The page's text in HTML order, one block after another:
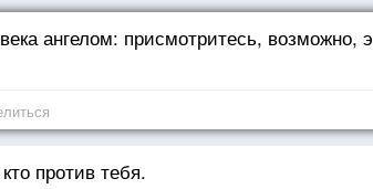
ангелом: присмотритесь, возможно,
против тебя.